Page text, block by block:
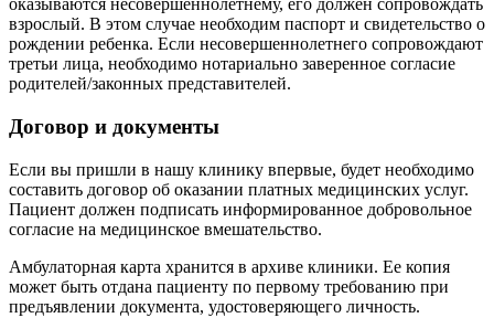
оказываются несовершеннолетнему, его должен сопровождать
взрослый. В этом случае необходим паспорт и свидетельство о
рождении ребенка. Если несовершеннолетнего сопровождают
третьи лица, необходимо нотариально заверенное согласие
родителей/законных представителей.
Договор и документы
Если вы пришли в нашу клинику впервые, будет необходимо
составить договор об оказании платных медицинских услуг.
Пациент должен подписать информированное добровольное
согласие на медицинское вмешательство.
Амбулаторная карта хранится в архиве клиники. Ее копия
может быть отдана пациенту по первому требованию при
предъявлении документа, удостоверяющего личность.